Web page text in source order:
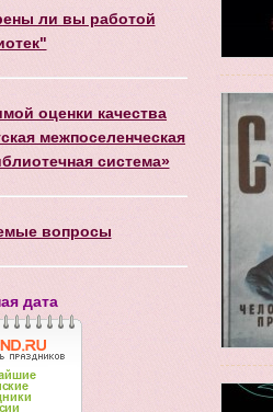
ли вы работой
оценки качества
межпоселенческая
система»
вопросы
дата